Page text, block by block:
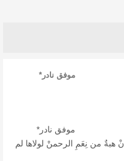
من نِعَمِ الرحمنْ لولاها لم